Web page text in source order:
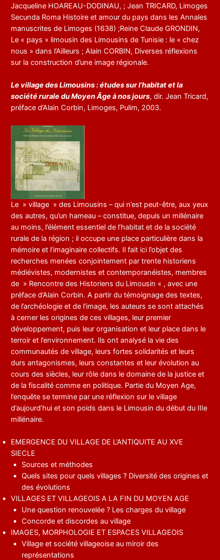
Jacqueline HOAREAU-DODINAU, ; Jean TRICARD, Limoges
Secunda Roma Histoire et amour du pays dans les Annales
manuscrites de Limoges (1638) ;Reine Claude GRONDIN,
Le « pays » limousin des Limousins de Tunisie : le « chez
nous » dans l’Ailleurs ; Alain CORBIN, Diverses réflexions
sur la construction d’une image régionale.
Le village des Limousins : études sur l’habitat et la
société rurale du Moyen Âge à nos jours, dir. Jean Tricard,
préface d’Alain Corbin, Limoges, Pulim, 2003.
Le » village » des Limousins – qui n’est peut-être, aux yeux
des autres, qu’un hameau – constitue, depuis un millénaire
au moins, l’élément essentiel de l’habitat et de la société
rurale de la région ; il occupe une place particulière dans la
mémoire et l’imaginaire collectifs. Il fait ici l’objet des
recherches menées conjointement par trente historiens
médiévistes, modernistes et contemporanéistes, membres
de » Rencontre des Historiens du Limousin « , avec une
préface d’Alain Corbin. A partir du témoignage des textes,
de l’archéologie et de l’image, les auteurs se sont attachés
à cerner les origines de ces villages, leur premier
développement, puis leur organisation et leur place dans le
terroir et l’environnement. Ils ont analysé la vie des
communautés de village, leurs fortes solidarités et leurs
durs antagonismes, leurs constantes et leur évolution au
cours des siècles, leur rôle dans le domaine de la justice et
de la fiscalité comme en politique. Partie du Moyen Age,
l’enquête se termine par une réflexion sur le village
d’aujourd’hui et son poids dans le Limousin du début du IIIe
millénaire.
EMERGENCE DU VILLAGE DE L’ANTIQUITE AU XVE
SIECLE
Sources et méthodes
Quels sites pour quels villages ? Diversité des origines et
des évolutions
VILLAGES ET VILLAGEOIS A LA FIN DU MOYEN AGE
Une question renouvelée ? Les charges du village
Concorde et discordes au village
IMAGES, MORPHOLOGIE ET ESPACES VILLAGEOIS
Village et société villageoise au miroir des
représentations